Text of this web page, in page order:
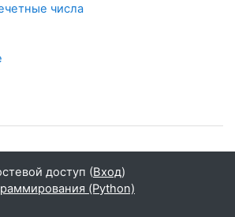
числа
доступ (Вход)
(Python)